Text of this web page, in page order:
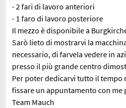
- 2 fari di lavoro anteriori
- 1 faro di lavoro posteriore
Il mezzo è disponibile a
Sarò lieto di mostrarvi la
necessario, di farvela vedere in
presso il più grande centro
Per poter dedicarvi tutto il tempo
fissare un appuntamento con me
Team Mauch